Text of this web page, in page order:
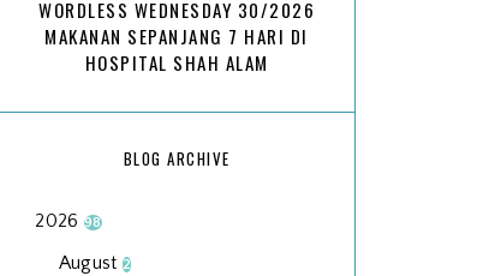
WORDLESS WEDNESDAY 30/2026
MAKANAN SEPANJANG 7 HARI DI
HOSPITAL SHAH ALAM
BLOG ARCHIVE
2026 98
August 2